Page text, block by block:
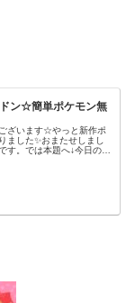
ン☆簡単ポケモン無
ざいます☆やっと新作ポ
した✨おまたせしまし
す。では本題へ↓今日の作